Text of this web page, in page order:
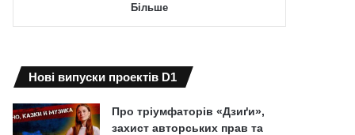
Більше
Нові випуски проектів D1
Про тріумфаторів «Дзиґи»,
захист авторських прав та